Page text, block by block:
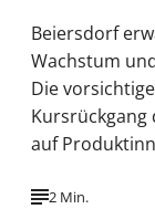
Beiersdorf
Wachstum
Die
Kursrückgang
auf
2 Min.